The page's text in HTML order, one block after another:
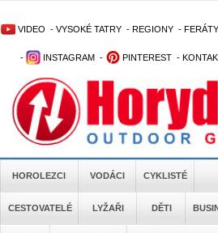
VIDEO - VYSOKÉ TATRY - REGIONY - FERÁTY
- INSTAGRAM - PINTEREST -
HOROLEZCI VODÁCI CYKLISTÉ
CESTOVATELÉ LYŽAŘI DĚTI